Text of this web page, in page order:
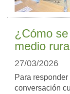
¿Cómo
medio
27/03/2026
Para
conversación